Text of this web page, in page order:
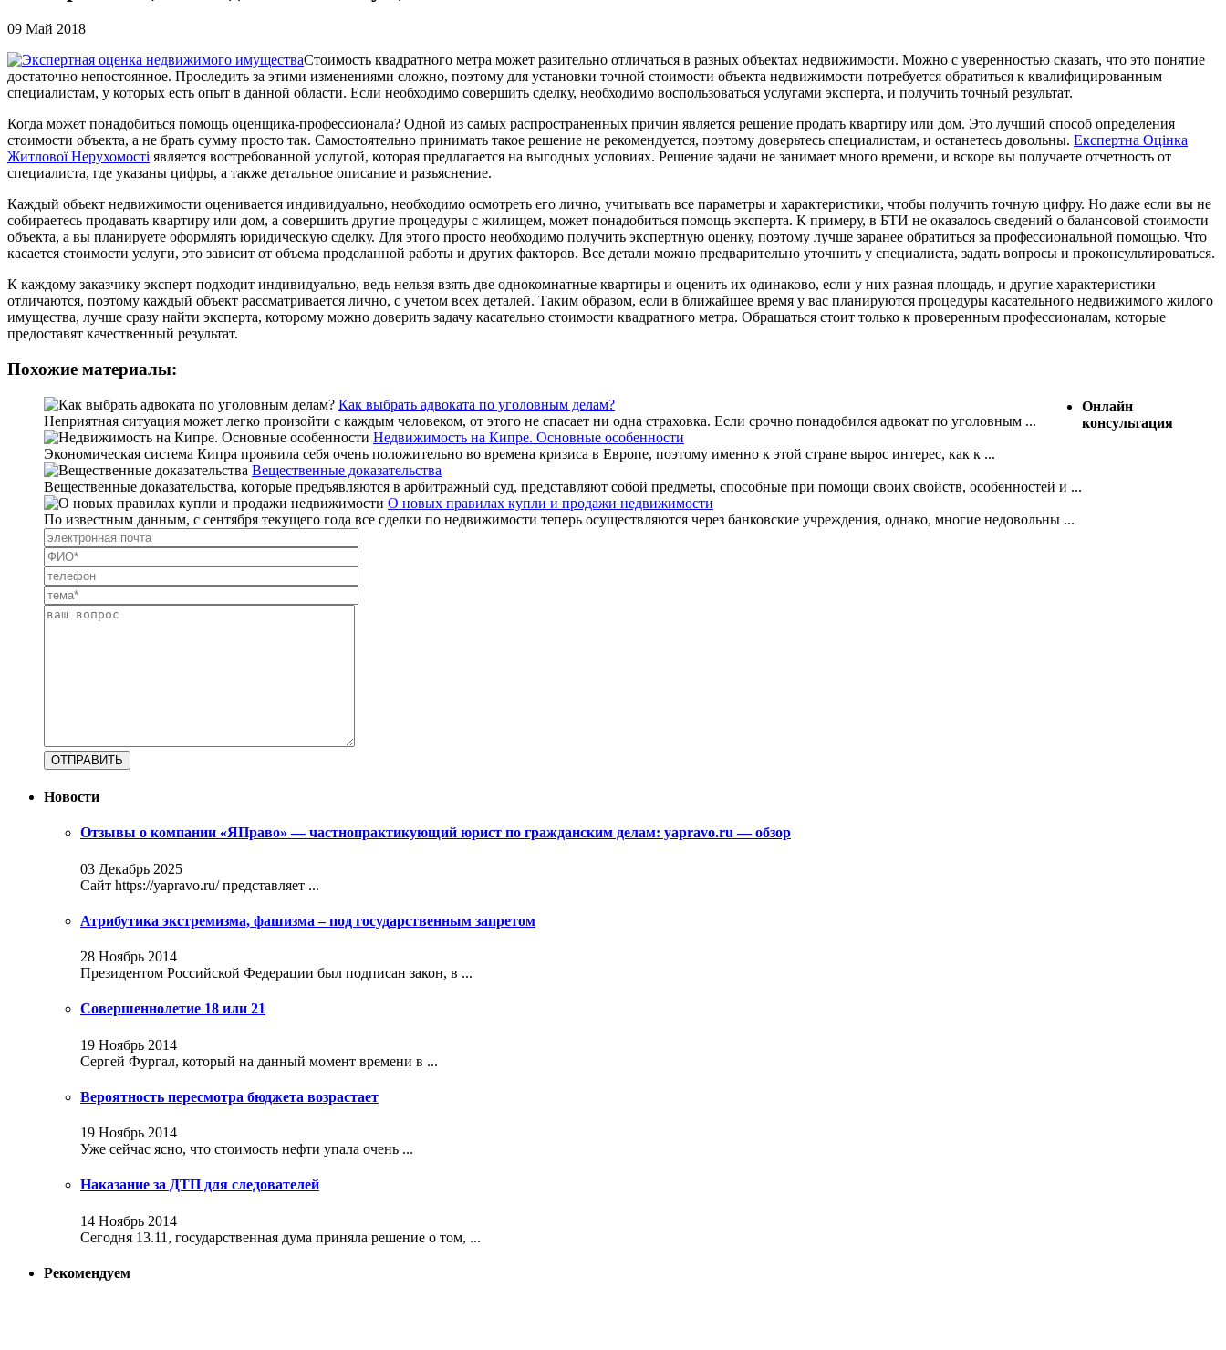
09 Май 2018
Стоимость квадратного метра может разительно отличаться в разных объектах недвижимости. Можно с уверенностью сказать, что это понятие
достаточно непостоянное. Проследить за этими изменениями сложно, поэтому для установки точной стоимости объекта недвижимости потребуется обратиться к квалифицированным
специалистам, у которых есть опыт в данной области. Если необходимо совершить сделку, необходимо воспользоваться услугами эксперта, и получить точный результат.
Когда может понадобиться помощь оценщика-профессионала? Одной из самых распространенных причин является решение продать квартиру или дом. Это лучший способ определения
стоимости объекта, а не брать сумму просто так. Самостоятельно принимать такое решение не рекомендуется, поэтому доверьтесь специалистам, и останетесь довольны. Експертна Оцінка
Житлової Нерухомості является востребованной услугой, которая предлагается на выгодных условиях. Решение задачи не занимает много времени, и вскоре вы получаете отчетность от
специалиста, где указаны цифры, а также детальное описание и разъяснение.
Каждый объект недвижимости оценивается индивидуально, необходимо осмотреть его лично, учитывать все параметры и характеристики, чтобы получить точную цифру. Но даже если вы не
собираетесь продавать квартиру или дом, а совершить другие процедуры с жилищем, может понадобиться помощь эксперта. К примеру, в БТИ не оказалось сведений о балансовой стоимости
объекта, а вы планируете оформлять юридическую сделку. Для этого просто необходимо получить экспертную оценку, поэтому лучше заранее обратиться за профессиональной помощью. Что
касается стоимости услуги, это зависит от объема проделанной работы и других факторов. Все детали можно предварительно уточнить у специалиста, задать вопросы и проконсультироваться.
К каждому заказчику эксперт подходит индивидуально, ведь нельзя взять две однокомнатные квартиры и оценить их одинаково, если у них разная площадь, и другие характеристики
отличаются, поэтому каждый объект рассматривается лично, с учетом всех деталей. Таким образом, если в ближайшее время у вас планируются процедуры касательного недвижимого жилого
имущества, лучше сразу найти эксперта, которому можно доверить задачу касательно стоимости квадратного метра. Обращаться стоит только к проверенным профессионалам, которые
предоставят качественный результат.
Похожие материалы:
Как выбрать адвоката по уголовным делам?
Неприятная ситуация может легко произойти с каждым человеком, от этого не спасает ни одна страховка. Если срочно понадобился адвокат по уголовным ...
Недвижимость на Кипре. Основные особенности
Экономическая система Кипра проявила себя очень положительно во времена кризиса в Европе, поэтому именно к этой стране вырос интерес, как к ...
Вещественные доказательства
Вещественные доказательства, которые предъявляются в арбитражный суд, представляют собой предметы, способные при помощи своих свойств, особенностей и ...
О новых правилах купли и продажи недвижимости
По известным данным, с сентября текущего года все сделки по недвижимости теперь осуществляются через банковские учреждения, однако, многие недовольны ...
Онлайн
консультация
Новости
Отзывы о компании «ЯПраво» — частнопрактикующий юрист по гражданским делам: yapravo.ru — обзор
03 Декабрь 2025
Сайт https://yapravo.ru/ представляет ...
Атрибутика экстремизма, фашизма – под государственным запретом
28 Ноябрь 2014
Президентом Российской Федерации был подписан закон, в ...
Совершеннолетие 18 или 21
19 Ноябрь 2014
Сергей Фургал, который на данный момент времени в ...
Вероятность пересмотра бюджета возрастает
19 Ноябрь 2014
Уже сейчас ясно, что стоимость нефти упала очень ...
Наказание за ДТП для следователей
14 Ноябрь 2014
Сегодня 13.11, государственная дума приняла решение о том, ...
Рекомендуем